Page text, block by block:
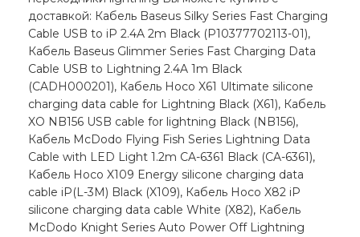
доставкой: Кабель Baseus Silky Series Fast Charging
Cable USB to iP 2.4A 2m Black (P10377702113-01),
Кабель Baseus Glimmer Series Fast Charging Data
Cable USB to Lightning 2.4A 1m Black
(CADH000201), Кабель Hoco X61 Ultimate silicone
charging data cable for Lightning Black (X61), Кабель
XO NB156 USB cable for lightning Black (NB156),
Кабель McDodo Flying Fish Series Lightning Data
Cable with LED Light 1.2m CA-6361 Black (CA-6361),
Кабель Hoco X109 Energy silicone charging data
cable iP(L-3M) Black (X109), Кабель Hoco X82 iP
silicone charging data cable White (X82), Кабель
McDodo Knight Series Auto Power Off Lightning